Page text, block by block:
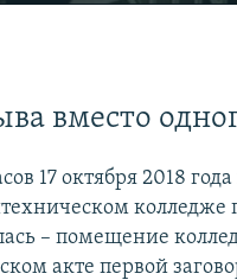
вместо
17 октября 2018
колледже
– помещение
акте первой